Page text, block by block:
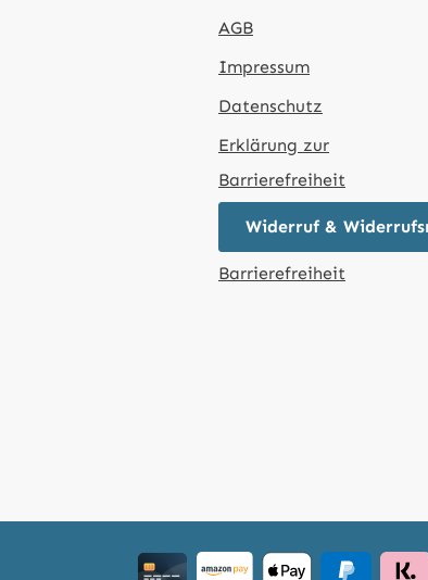
AGB
Impressum
Datenschutz
Erklärung zur
Barrierefreiheit
Widerruf &
Barrierefreiheit